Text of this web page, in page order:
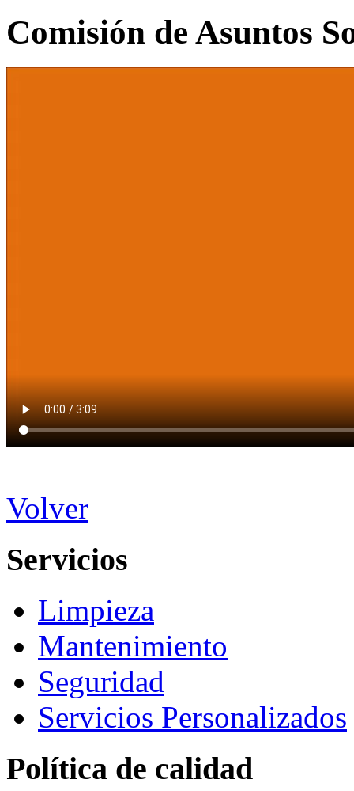
Comisión de Asuntos
Volver
Servicios
Limpieza
Mantenimiento
Seguridad
Servicios Personalizados
Política de calidad